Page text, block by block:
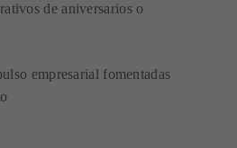
de aniversarios o
empresarial fomentadas